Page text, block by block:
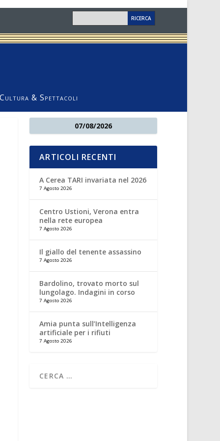
Cultura & Spettacoli
07/08/2026
ARTICOLI RECENTI
A Cerea TARI invariata nel 2026
7 Agosto 2026
Centro Ustioni, Verona entra
nella rete europea
7 Agosto 2026
Il giallo del tenente assassino
7 Agosto 2026
Bardolino, trovato morto sul
lungolago. Indagini in corso
7 Agosto 2026
Amia punta sull’Intelligenza
artificiale per i rifiuti
7 Agosto 2026